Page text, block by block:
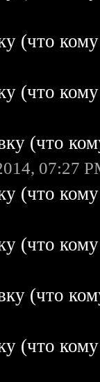
(что
(что
(что
07:27
(что
(что
(что
(что